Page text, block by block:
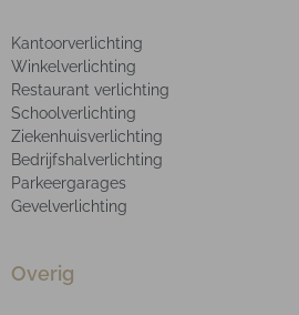
Kantoorverlichting
Winkelverlichting
Restaurant verlichting
Schoolverlichting
Ziekenhuisverlichting
Bedrijfshalverlichting
Parkeergarages
Gevelverlichting
Overig